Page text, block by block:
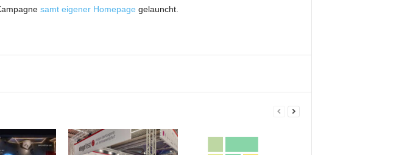
samt eigener Homepage gelauncht.